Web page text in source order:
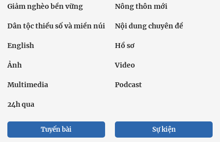
24h qua
Sự kiện
Cơ quan chủ quản: Bộ Dân tộc và Tôn giáo
Địa chỉ: Tầng 18, Toà nhà Cục Viễn thông (VNTA), 68 Dương